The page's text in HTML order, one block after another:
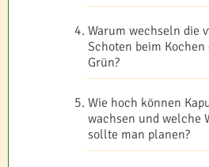
Warum wechseln die
Schoten beim Kochen
Grün?
Wie hoch können
wachsen und welche
sollte man planen?